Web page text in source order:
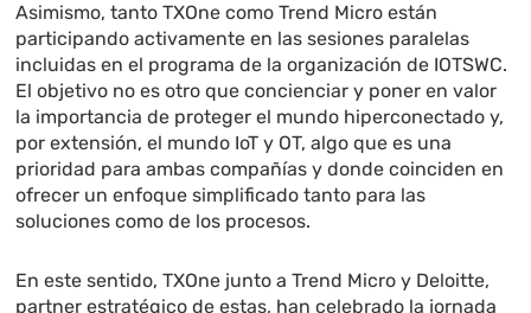
Asimismo, tanto TXOne como Trend Micro están
participando activamente en las sesiones paralelas
incluidas en el programa de la organización de IOTSWC.
El objetivo no es otro que concienciar y poner en valor
la importancia de proteger el mundo hiperconectado y,
por extensión, el mundo IoT y OT, algo que es una
prioridad para ambas compañías y donde coinciden en
ofrecer un enfoque simplificado tanto para las
soluciones como de los procesos.
En este sentido, TXOne junto a Trend Micro y Deloitte,
partner estratégico de estas, han celebrado la jornada